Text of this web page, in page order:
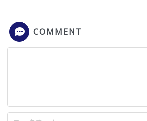
COMMENT